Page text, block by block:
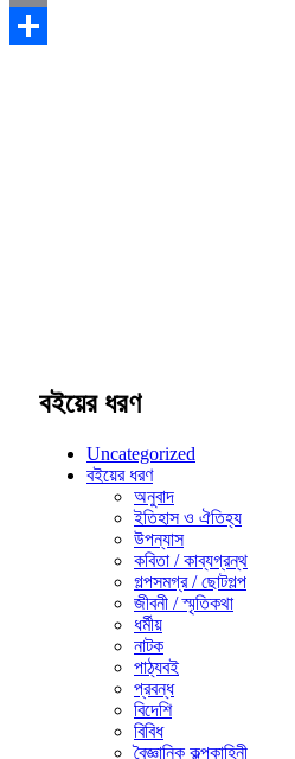
Email
বইয়ের ধরণ
Uncategorized
বইয়ের ধরণ
অনুবাদ
ইতিহাস ও ঐতিহ্য
উপন্যাস
কবিতা / কাব্যগ্রন্থ
গল্পসমগ্র / ছোটগল্প
জীবনী / স্মৃতিকথা
ধর্মীয়
নাটক
পাঠ্যবই
প্রবন্ধ
বিদেশি
বিবিধ
বৈজ্ঞানিক কল্পকাহিনী